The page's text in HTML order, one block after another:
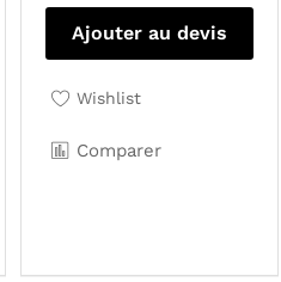
Ajouter au devis
Wishlist
Comparer